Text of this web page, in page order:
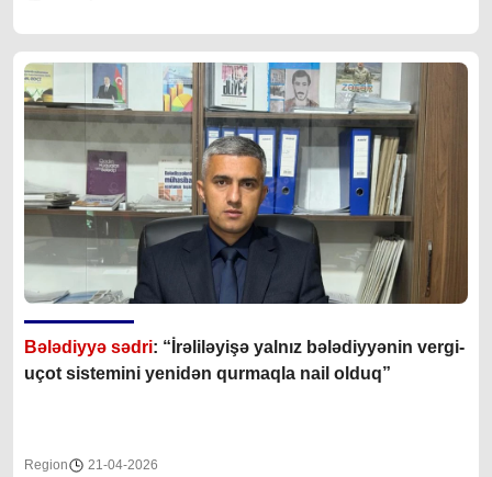
Bələdiyyə sədri: “İrəliləyişə yalnız bələdiyyənin vergi-
uçot sistemini yenidən qurmaqla nail olduq”
Region 21-04-2026